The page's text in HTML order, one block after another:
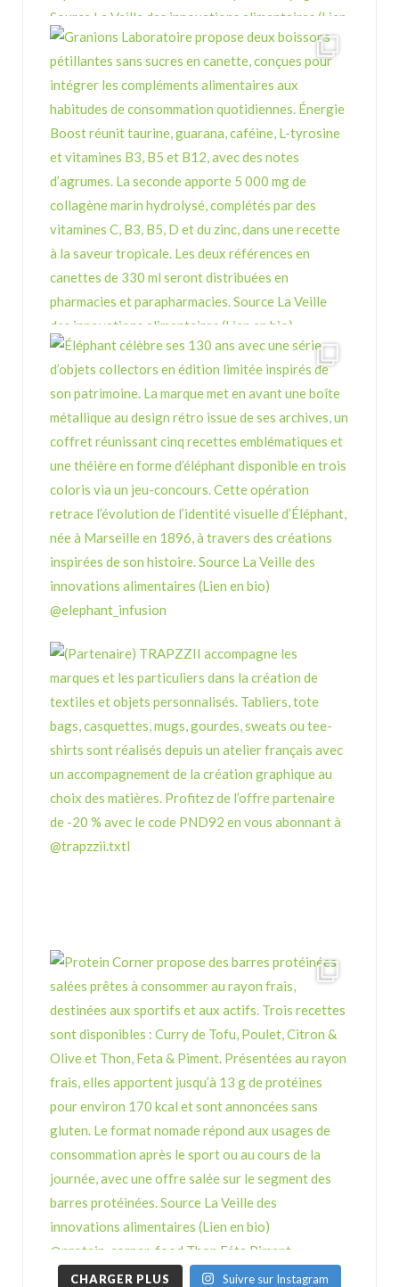
CHARGER PLUS Suivre sur Instagram